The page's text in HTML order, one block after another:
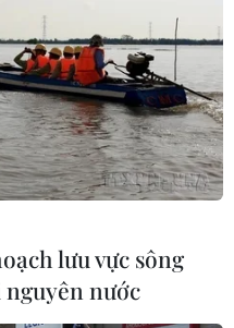
tích rừng để
lưu vực sông
nguyên nước